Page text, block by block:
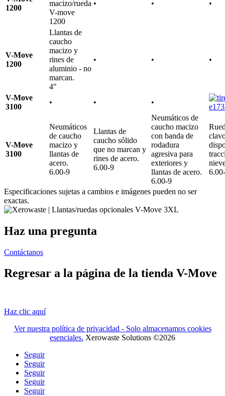
1200
• • •
V-Move
1200
Llantas de
caucho
macizo y
rines de
aluminio - no
marcan.
4"
• • •
V-Move
3100
• • •
V-Move
3100
Neumáticos
de caucho
macizo y
llantas de
acero.
6.00-9
Llantas de
caucho sólido
que no marcan y
rines de acero.
6.00-9
Neumáticos de
caucho macizo
con banda de
rodadura
agresiva para
exteriores y
llantas de acero.
6.00-9
Especificaciones sujetas a cambios e imágenes pueden no ser
exactas.
Haz una pregunta
Contáctanos
Regresar a la página de la tienda V-Move
Haz clic aquí
Ver nuestra política de privacidad - Solo almacenamos cookies
esenciales. Xerowaste Solutions ©2026
Seguir
Seguir
Seguir
Seguir
Seguir